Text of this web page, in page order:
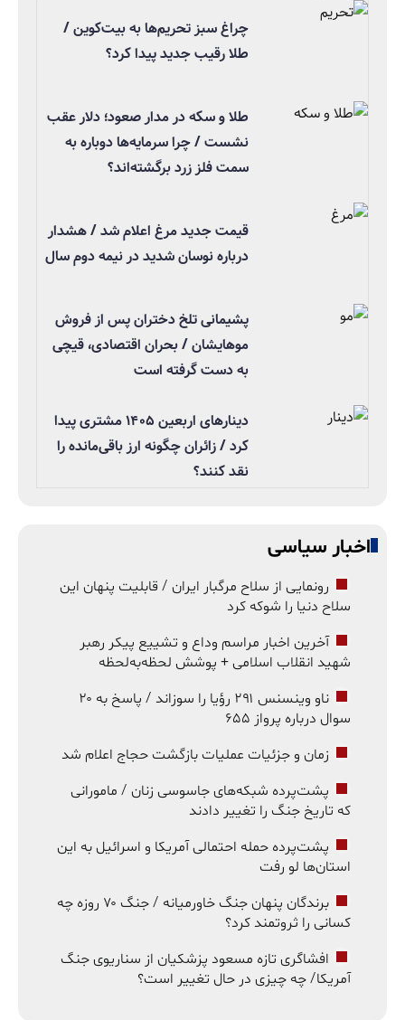
چراغ سبز تحریم‌ها به بیت‌کوین /
طلا رقیب جدید پیدا کرد؟
طلا و سکه در مدار صعود؛ دلار عقب
نشست / چرا سرمایه‌ها دوباره به
سمت فلز زرد برگشته‌اند؟
قیمت جدید مرغ اعلام شد / هشدار
درباره نوسان شدید در نیمه دوم سال
پشیمانی تلخ دختران پس از فروش
موهایشان / بحران اقتصادی، قیچی
به دست گرفته است
دینارهای اربعین ۱۴۰۵ مشتری پیدا
کرد / زائران چگونه ارز باقی‌مانده را
نقد کنند؟
اخبار سیاسی
رونمایی از سلاح مرگبار ایران / قابلیت پنهان این
سلاح دنیا را شوکه کرد
آخرین اخبار مراسم وداع و تشییع پیکر رهبر
شهید انقلاب اسلامی + پوشش لحظه‌به‌لحظه
ناو وینسنس ۲۹۱ رؤیا را سوزاند / پاسخ به ۲۰
سوال درباره پرواز ۶۵۵
زمان و جزئیات عملیات بازگشت حجاج اعلام شد
پشت‌پرده شبکه‌های جاسوسی زنان / مامورانی
که تاریخ جنگ را تغییر دادند
پشت‌پرده حمله احتمالی آمریکا و اسرائیل به این
استان‌ها لو رفت
برندگان پنهان جنگ خاورمیانه / جنگ ۷۰ روزه چه
کسانی را ثروتمند کرد؟
افشاگری تازه مسعود پزشکیان از سناریوی جنگ
آمریکا/ چه چیزی در حال تغییر است؟